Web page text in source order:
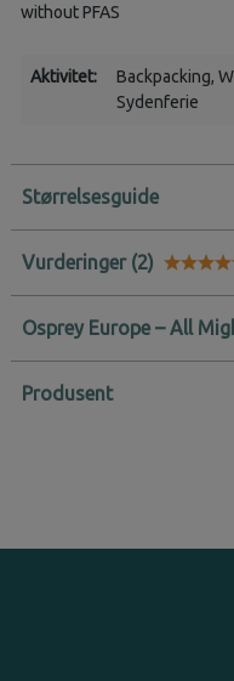
without PFAS
Aktivitet: Backpacking,
Sydenferie
Størrelsesguide
Vurderinger
Osprey Europe – All
Produsent